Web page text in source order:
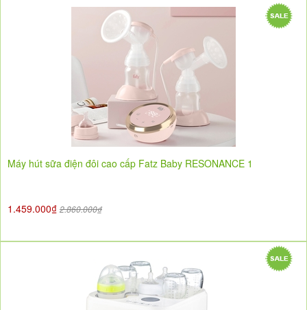
Máy hút sữa điện đôi cao cấp Fatz Baby RESONANCE 1
1.459.000₫ 2.860.000₫